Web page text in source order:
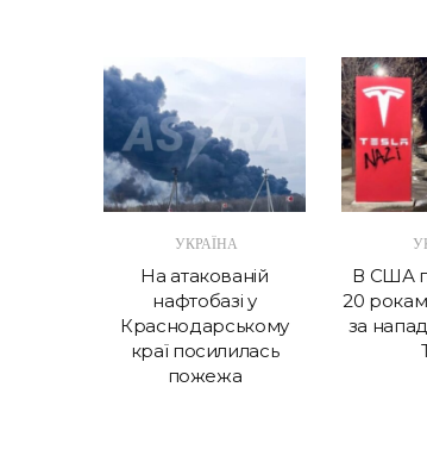
УКРАЇНА
На атакованій
нафтобазі у
Краснодарському
краї посилилась
пожежа
В США
20
за